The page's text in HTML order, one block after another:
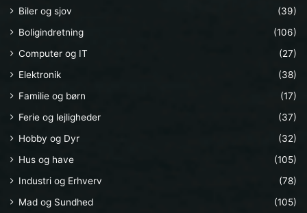
Biler og sjov
(39)
Boligindretning
(106)
Computer og IT
(27)
Elektronik
(38)
Familie og børn
(17)
Ferie og lejligheder
(37)
Hobby og Dyr
(32)
Hus og have
(105)
Industri og Erhverv
(78)
Mad og Sundhed
(105)